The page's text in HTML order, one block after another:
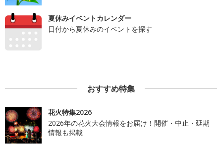
夏休みイベントカレンダー
日付から夏休みのイベントを探す
おすすめ特集
花火特集2026
2026年の花火大会情報をお届け！開催・中止・延期
情報も掲載